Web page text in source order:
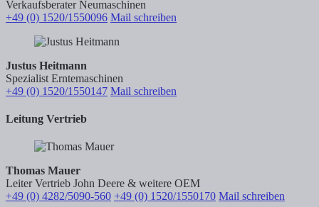
Verkaufsberater Neumaschinen
+49 (0) 1520/1550096 Mail schreiben
Justus Heitmann
Spezialist Erntemaschinen
+49 (0) 1520/1550147 Mail schreiben
Leitung Vertrieb
Thomas Mauer
Leiter Vertrieb John Deere & weitere OEM
+49 (0) 4282/5090-560 +49 (0) 1520/1550170 Mail schreiben